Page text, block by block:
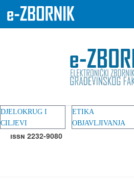
DJELOKRUG I
CILJEVI
ETIKA
OBJAVLJIVANJA
ISSN 2232-9080